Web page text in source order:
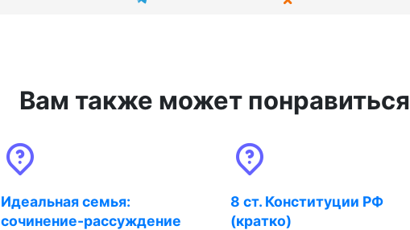
Вам также может понравиться
Идеальная семья:
сочинение-рассуждение
8 ст. Конституции РФ
(кратко)